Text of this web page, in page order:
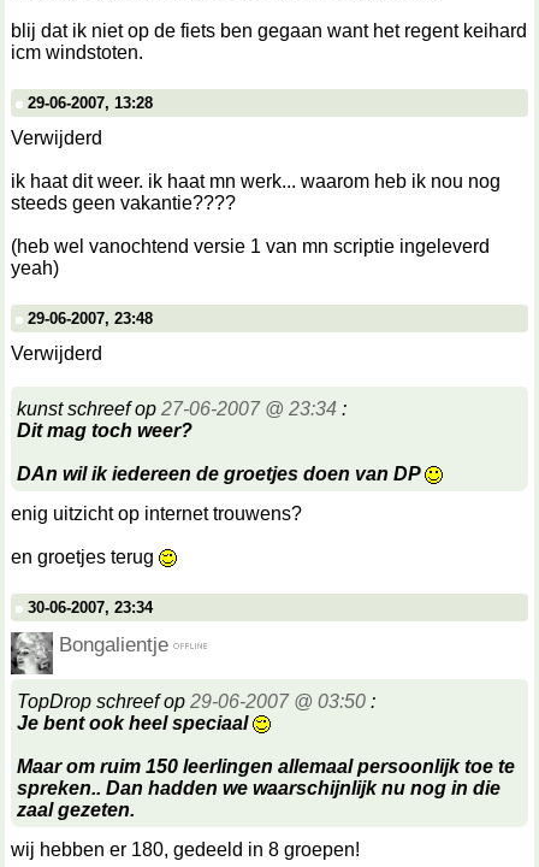
blij dat ik niet op de fiets ben gegaan want het regent keihard
icm windstoten.
29-06-2007, 13:28
Verwijderd
ik haat dit weer. ik haat mn werk... waarom heb ik nou nog
steeds geen vakantie????
(heb wel vanochtend versie 1 van mn scriptie ingeleverd
yeah)
29-06-2007, 23:48
Verwijderd
kunst schreef op 27-06-2007 @ 23:34 :
Dit mag toch weer?
DAn wil ik iedereen de groetjes doen van DP
enig uitzicht op internet trouwens?
en groetjes terug
30-06-2007, 23:34
Bongalientje
TopDrop schreef op 29-06-2007 @ 03:50 :
Je bent ook heel speciaal
Maar om ruim 150 leerlingen allemaal persoonlijk toe te
spreken.. Dan hadden we waarschijnlijk nu nog in die
zaal gezeten.
wij hebben er 180, gedeeld in 8 groepen!